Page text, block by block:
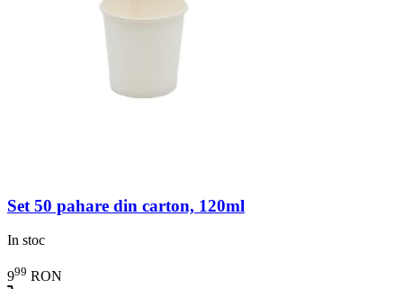
Set 50 pahare din carton, 120ml
In stoc
999 RON